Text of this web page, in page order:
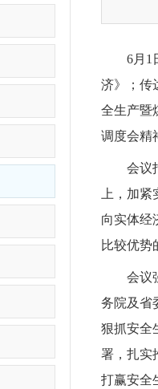
6月1
济》；传
全生产暨
调度会精
会议
上，加
向实体经
比较优势
会议
务院及省
狠抓安全
署，扎实
打赢安全